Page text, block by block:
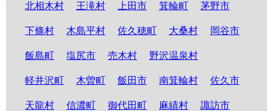
北相木村 王滝村 上田市 箕輪町 茅野市
下條村 木島平村 佐久穂町 大桑村 岡谷市
飯島町 塩尻市 売木村 野沢温泉村
軽井沢町 木曽町 飯田市 南箕輪村 佐久市
天龍村 信濃町 御代田町 麻績村 諏訪市